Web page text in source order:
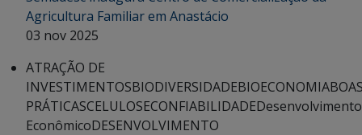
Agricultura Familiar em Anastácio
03 nov 2025
ATRAÇÃO DE
INVESTIMENTOSBIODIVERSIDADEBIOECONOMIA
PRÁTICASCELULOSECONFIABILIDADEDesenvolvimento
EconômicoDESENVOLVIMENTO